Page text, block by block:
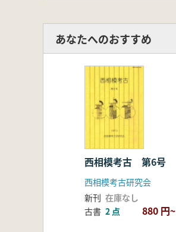
あなたへのおすすめ
西相模考古 第6号
西相模考古研究会
新刊 在庫なし
古書 2 点 880 円~